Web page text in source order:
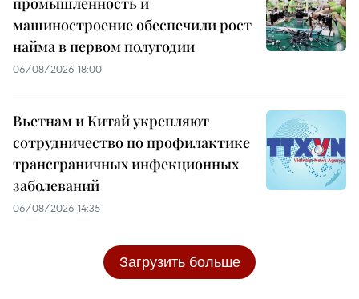
машиностроение обеспечили рост
найма в первом полугодии
06/08/2026 18:00
Вьетнам и Китай укрепляют
сотрудничество по профилактике
трансграничных инфекционных
заболеваний
06/08/2026 14:35
Загрузить больше